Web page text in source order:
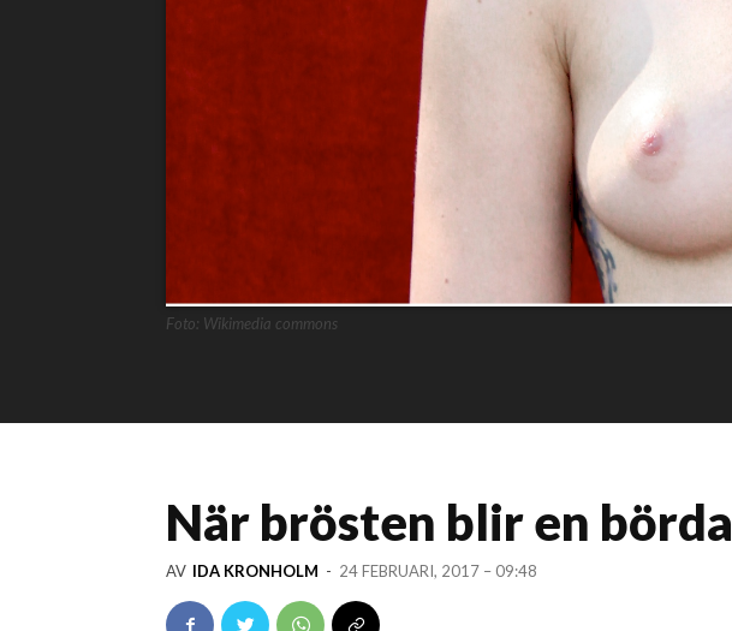
Foto: Wikimedia commons
När brösten blir en börda
AV IDA KRONHOLM - 24 FEBRUARI, 2017 – 09:48